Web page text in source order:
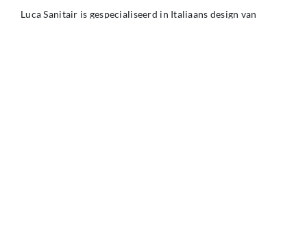
Luca Sanitair is gespecialiseerd in Italiaans design van